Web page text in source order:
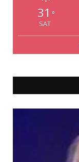
31 °
SAT